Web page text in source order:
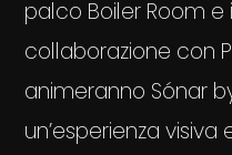
palco Boiler Room e
collaborazione con
animeranno Sónar
un’esperienza visiva